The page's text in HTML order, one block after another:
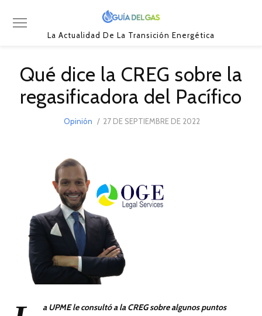
La Actualidad De La Transición Energética
Qué dice la CREG sobre la
regasificadora del Pacífico
Opinión
POSTED
27 DE SEPTIEMBRE DE 2022
a UPME le consultó a la CREG sobre algunos puntos